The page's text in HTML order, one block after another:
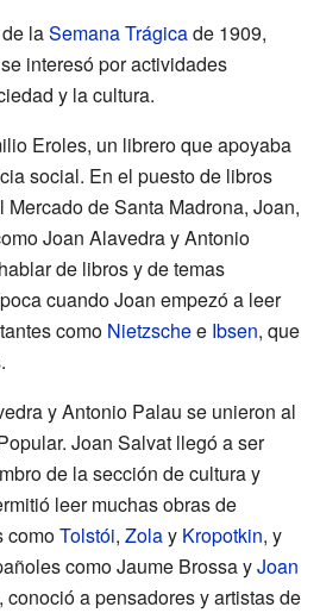
laSemana Trágicade 1909,
interesó por actividades
y la cultura.
Eroles, un librero que apoyaba
social. En el puesto de libros
de Santa Madrona, Joan,
Joan Alavedra y Antonio
de libros y de temas
cuando Joan empezó a leer
como Nietzschee Ibsen, que
y Antonio Palau se unieron al
Joan Salvat llegó a ser
de la sección de cultura y
leer muchas obras de
comoTolstói, Zolay Kropotkin, y
como Jaume Brossa yJoan
conoció a pensadores y artistas de